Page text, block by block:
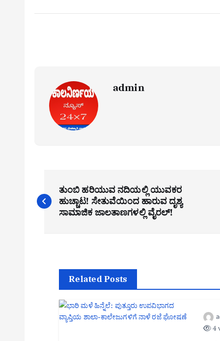
admin
o
s
ತುಂಬಿ ಹರಿಯುವ ನದಿಯಲ್ಲಿ ಯುವಕರ
ಹುಚ್ಚಾಟ! ಸೇತುವೆಯಿಂದ ಹಾರುವ ದೃಶ್ಯ
ಸಾಮಾಜಿಕ ಜಾಲತಾಣಗಳಲ್ಲಿ ವೈರಲ್!
Related Posts
4